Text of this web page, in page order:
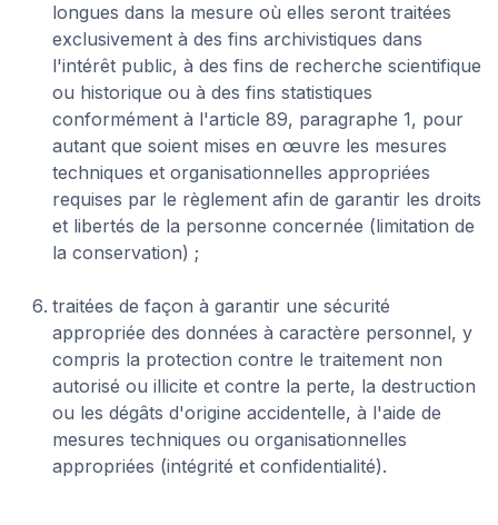
longues dans la mesure où elles seront traitées
exclusivement à des fins archivistiques dans
l'intérêt public, à des fins de recherche scientifique
ou historique ou à des fins statistiques
conformément à l'article 89, paragraphe 1, pour
autant que soient mises en œuvre les mesures
techniques et organisationnelles appropriées
requises par le règlement afin de garantir les droits
et libertés de la personne concernée (limitation de
la conservation) ;
traitées de façon à garantir une sécurité
appropriée des données à caractère personnel, y
compris la protection contre le traitement non
autorisé ou illicite et contre la perte, la destruction
ou les dégâts d'origine accidentelle, à l'aide de
mesures techniques ou organisationnelles
appropriées (intégrité et confidentialité).